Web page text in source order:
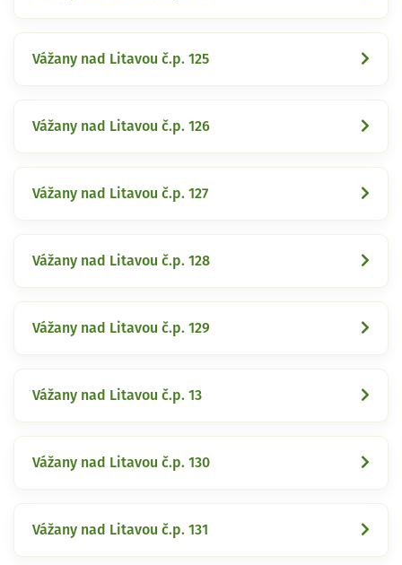
Vážany nad Litavou č.p. 125
Vážany nad Litavou č.p. 126
Vážany nad Litavou č.p. 127
Vážany nad Litavou č.p. 128
Vážany nad Litavou č.p. 129
Vážany nad Litavou č.p. 13
Vážany nad Litavou č.p. 130
Vážany nad Litavou č.p. 131